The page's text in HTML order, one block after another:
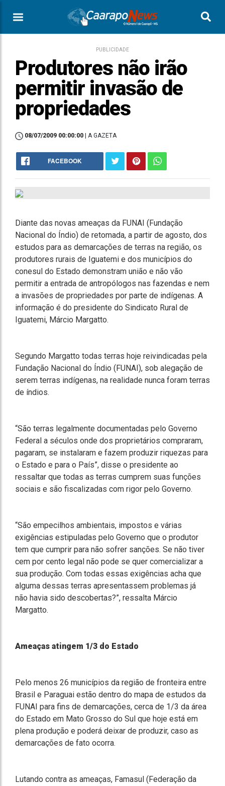
PUBLICIDADE
Produtores não irão
permitir invasão de
propriedades
08/07/2009 00:00:00 | A GAZETA
FACEBOOK
Diante das novas ameaças da FUNAI (Fundação
Nacional do Índio) de retomada, a partir de agosto, dos
estudos para as demarcações de terras na região, os
produtores rurais de Iguatemi e dos municípios do
conesul do Estado demonstram união e não vão
permitir a entrada de antropólogos nas fazendas e nem
a invasões de propriedades por parte de indígenas. A
informação é do presidente do Sindicato Rural de
Iguatemi, Márcio Margatto.
Segundo Margatto todas terras hoje reivindicadas pela
Fundação Nacional do Índio (FUNAI), sob alegação de
serem terras indígenas, na realidade nunca foram terras
de índios.
“São terras legalmente documentadas pelo Governo
Federal a séculos onde dos proprietários compraram,
pagaram, se instalaram e fazem produzir riquezas para
o Estado e para o País”, disse o presidente ao
ressaltar que todas as terras cumprem suas funções
sociais e são fiscalizadas com rigor pelo Governo.
“São empecilhos ambientais, impostos e várias
exigências estipuladas pelo Governo que o produtor
tem que cumprir para não sofrer sanções. Se não tiver
cem por cento legal não pode se quer comercializar a
sua produção. Com todas essas exigências acha que
alguma dessas terras apresentassem problemas já
não havia sido descobertas?”, ressalta Márcio
Margatto.
Ameaças atingem 1/3 do Estado
Pelo menos 26 municípios da região de fronteira entre
Brasil e Paraguai estão dentro do mapa de estudos da
FUNAI para fins de demarcações, cerca de 1/3 da área
do Estado em Mato Grosso do Sul que hoje está em
plena produção e poderá deixar de produzir, caso as
demarcações de fato ocorra.
Lutando contra as ameaças, Famasul (Federação da